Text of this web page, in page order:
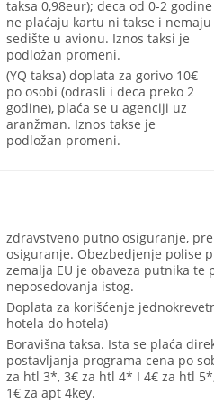
taksa 0,98eur); deca od 0-2 godine
ne plaćaju kartu ni takse i nemaju
sedište u avionu. Iznos taksi je
podložan promeni.
(YQ taksa) doplata za gorivo 10€
po osobi (odrasli i deca preko 2
godine), plaća se u agenciji uz
aranžman. Iznos takse je
podložan promeni.
zdravstveno putno osiguranje,
osiguranje. Obezbedjenje polise
zemalja EU je obaveza putnika
neposedovanja istog.
Doplata za korišćenje
hotela do hotela)
Boravišna taksa. Ista se plaća
postavljanja programa cena po
za htl 3*, 3€ za htl 4* I 4€ za htl
1€ za apt 4key.